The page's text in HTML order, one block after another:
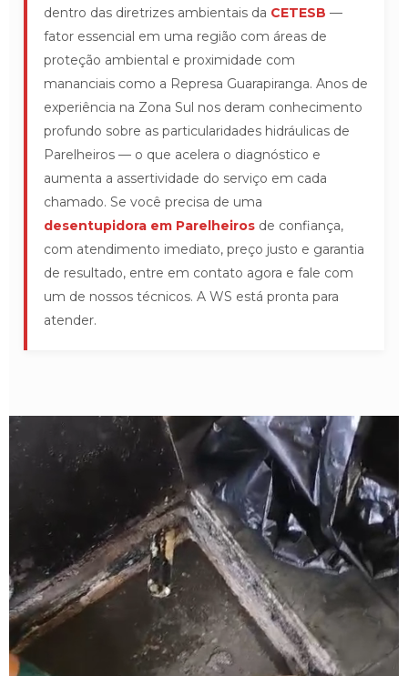
dentro das diretrizes ambientais da CETESB —
fator essencial em uma região com áreas de
proteção ambiental e proximidade com
mananciais como a Represa Guarapiranga. Anos de
experiência na Zona Sul nos deram conhecimento
profundo sobre as particularidades hidráulicas de
Parelheiros — o que acelera o diagnóstico e
aumenta a assertividade do serviço em cada
chamado. Se você precisa de uma
desentupidora em Parelheiros de confiança,
com atendimento imediato, preço justo e garantia
de resultado, entre em contato agora e fale com
um de nossos técnicos. A WS está pronta para
atender.